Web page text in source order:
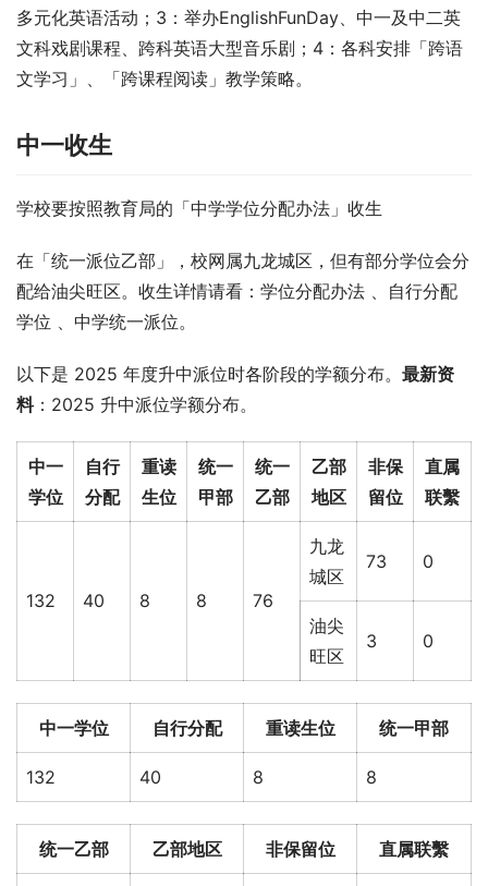
多元化英语活动；3：举办EnglishFunDay、中一及中二英
文科戏剧课程、跨科英语大型音乐剧；4：各科安排「跨语
文学习」、「跨课程阅读」教学策略。
中一收生
学校要按照教育局的「中学学位分配办法」收生
在「统一派位乙部」，校网属九龙城区，但有部分学位会分
配给油尖旺区。收生详情请看：学位分配办法 、自行分配
学位 、中学统一派位。
以下是 2025 年度升中派位时各阶段的学额分布。 最新资
料：2025 升中派位学额分布。
中一
学位
自行
分配
重读
生位
统一
甲部
统一
乙部
乙部
地区
非保
留位
直属
联繫
132 40 8 8 76
九龙
城区
73 0
油尖
旺区
3 0
中一学位 自行分配 重读生位 统一甲部
132 40 8 8
统一乙部 乙部地区 非保留位 直属联繫